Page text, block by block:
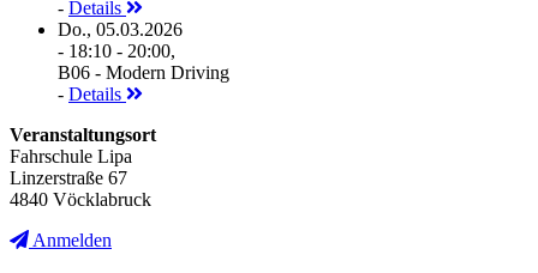
- Details
Do., 05.03.2026
- 18:10 - 20:00,
B06 - Modern Driving
- Details
Veranstaltungsort
Fahrschule Lipa
Linzerstraße 67
4840 Vöcklabruck
Anmelden